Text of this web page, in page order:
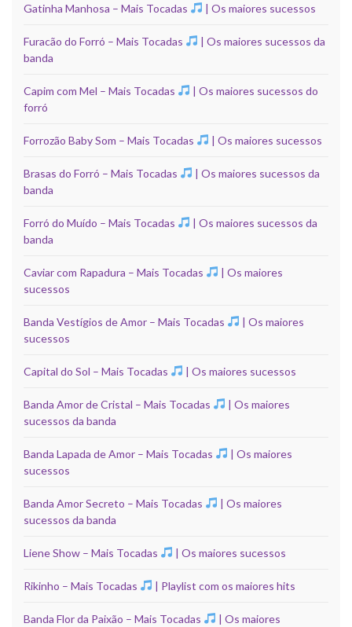
Gatinha Manhosa – Mais Tocadas | Os maiores sucessos
Furacão do Forró – Mais Tocadas
| Os maiores sucessos da
banda
Capim com Mel – Mais Tocadas
| Os maiores sucessos do
forró
Forrozão Baby Som – Mais Tocadas | Os maiores sucessos
Brasas do Forró – Mais Tocadas
| Os maiores sucessos da
banda
Forró do Muído – Mais Tocadas
| Os maiores sucessos da
banda
Caviar com Rapadura – Mais Tocadas
| Os maiores
sucessos
Banda Vestígios de Amor – Mais Tocadas
| Os maiores
sucessos
Capital do Sol – Mais Tocadas | Os maiores sucessos
Banda Amor de Cristal – Mais Tocadas
| Os maiores
sucessos da banda
Banda Lapada de Amor – Mais Tocadas
| Os maiores
sucessos
Banda Amor Secreto – Mais Tocadas
| Os maiores
sucessos da banda
Liene Show – Mais Tocadas | Os maiores sucessos
Rikinho – Mais Tocadas | Playlist com os maiores hits
Banda Flor da Paixão – Mais Tocadas
| Os maiores